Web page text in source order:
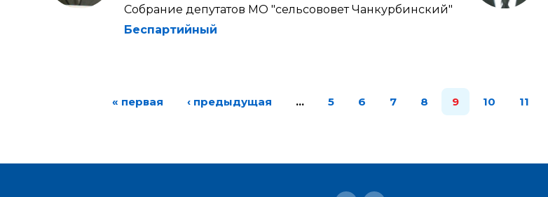
Собрание депутатов МО "сельсововет Чанкурбинский"
Беспартийный
« первая ‹ предыдущая … 5 6 7 8 9 10 11